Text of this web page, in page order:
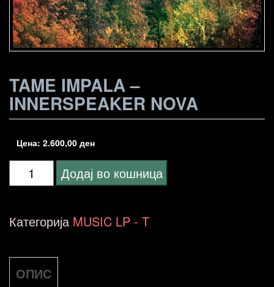
TAME IMPALA –
INNERSPEAKER NOVA
Цена: 2.600,00 ден
Tame
-
NOVA
количина
Додај во кошница
Категорија MUSIC LP - T
ОПИС